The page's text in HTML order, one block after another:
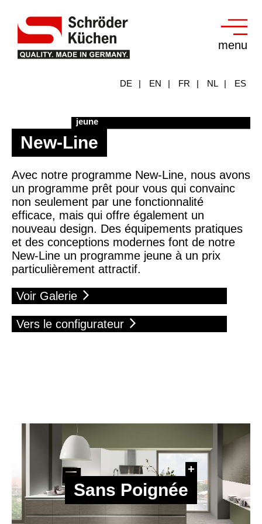
menu
DE EN FR NL ES
New-Line
jeune
Avec notre programme New-Line, nous avons
un programme prêt pour vous qui convainc
non seulement par une fonctionnalité
efficace, mais qui offre également un
nouveau design. Des équipements pratiques
et des conceptions modernes font de notre
New-Line un programme jeune à un prix
particulièrement attractif.
Voir Galerie
Vers le configurateur
Sans Poignée